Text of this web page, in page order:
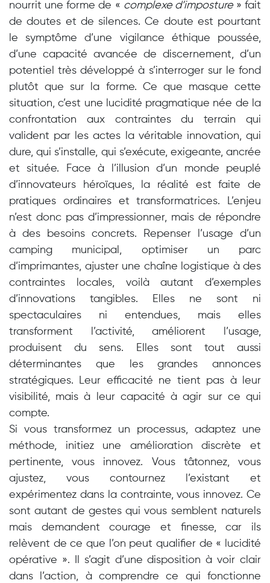
nourrit une forme de « complexe d’imposture» fait
de doutes et de silences. Ce doute est pourtant
le symptôme d’une vigilance éthique poussée,
d’une capacité avancée de discernement, d’un
potentiel très développé à s’interroger sur le fond
plutôt que sur la forme. Ce que masque cette
situation, c’est une lucidité pragmatique née de la
confrontation aux contraintes du terrain qui
valident par les actes la véritable innovation, qui
dure, qui s’installe, qui s’exécute, exigeante, ancrée
et située. Face à l’illusion d’un monde peuplé
d’innovateurs héroïques,
la réalité est faite de
pratiques ordinaires et transformatrices. L’enjeu
n’est donc pas d’impressionner, mais de répondre
à des besoins concrets. Repenser l’usage d’un
camping municipal, optimiser un parc
d’imprimantes, ajuster une chaîne logistique à des
contraintes locales, voilà autant d’exemples
d’innovations tangibles. Elles ne sont ni
spectaculaires ni entendues, mais elles
transforment l’activité, améliorent l’usage,
produisent du sens. Elles sont tout aussi
déterminantes que les grandes annonces
stratégiques. Leur efficacité ne tient pas à leur
visibilité, mais à leur capacité à agir sur ce qui
compte.
Si vous transformez un processus, adaptez une
méthode, initiez une amélioration discrète et
pertinente, vous innovez. Vous tâtonnez, vous
ajustez, vous contournez l’existant et
expérimentez dans la contrainte, vous innovez. Ce
sont autant de gestes qui vous semblent naturels
mais demandent courage et finesse, car ils
relèvent de ce que l’on peut qualifier de « lucidité
opérative ». Il s’agit d’une disposition à voir clair
dans l’action, à comprendre ce qui fonctionne